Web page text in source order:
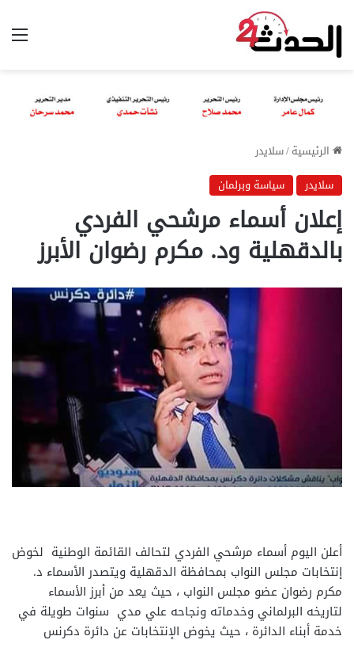
الرئيسية/سلايدر
سلايدر
سياسة وبرلمان
إعلان أسماء مرشحي الفردي
بالدقهلية ود. مكرم رضوان الأبرز
أعلن اليوم أسماء مرشحي الفردي لتحالف القائمة الوطنية لخوض
إنتخابات مجلس النواب بمحافظة الدقهلية ويتصدر الأسماء د.
مكرم رضوان عضو مجلس النواب ، حيث يعد من أبرز الأسماء
لتاريخه البرلماني وخدماته ونجاحه علي مدي سنوات طويلة في
خدمة أبناء الدائرة ، حيث يخوض الإنتخابات عن دائرة دكرنس